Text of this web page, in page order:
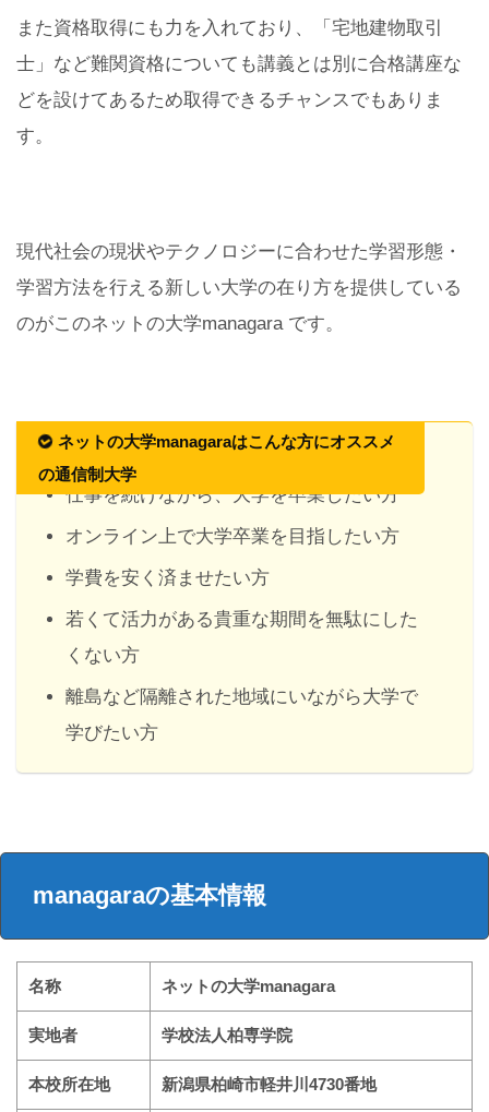
また資格取得にも力を入れており、「宅地建物取引
士」など難関資格についても講義とは別に合格講座な
どを設けてあるため取得できるチャンスでもありま
す。
現代社会の現状やテクノロジーに合わせた学習形態・
学習方法を行える新しい大学の在り方を提供している
のがこのネットの大学managara です。
ネットの大学managaraはこんな方にオススメ
の通信制大学
仕事を続けながら、大学を卒業したい方
オンライン上で大学卒業を目指したい方
学費を安く済ませたい方
若くて活力がある貴重な期間を無駄にした
くない方
離島など隔離された地域にいながら大学で
学びたい方
managaraの基本情報
名称 ネットの大学managara
実地者 学校法人柏専学院
本校所在地 新潟県柏崎市軽井川4730番地